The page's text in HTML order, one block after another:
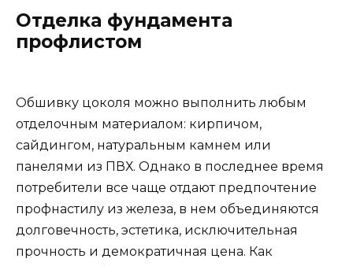
Отделка фундамента
профлистом
Обшивку цоколя можно выполнить любым
отделочным материалом: кирпичом,
сайдингом, натуральным камнем или
панелями из ПВХ. Однако в последнее время
потребители все чаще отдают предпочтение
профнастилу из железа, в нем объединяются
долговечность, эстетика, исключительная
прочность и демократичная цена. Как